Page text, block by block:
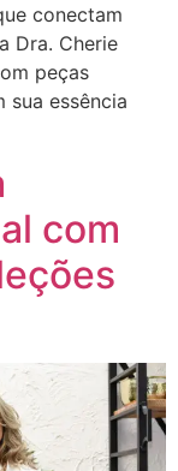
conectam
Dra. Cherie
peças
sua essência
com